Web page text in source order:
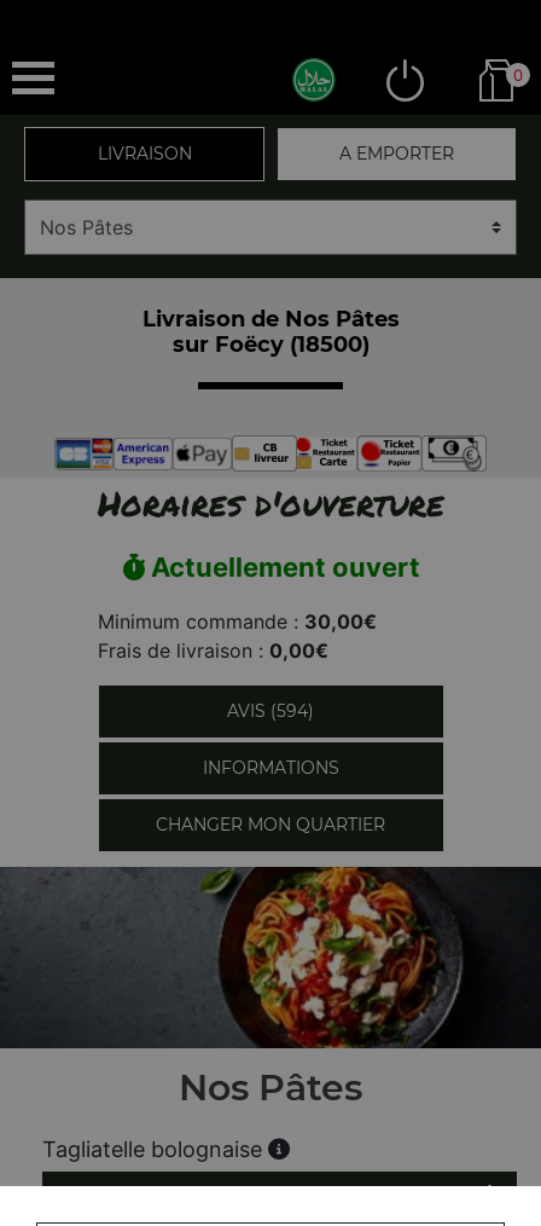
0
LIVRAISON A EMPORTER
Livraison de Nos Pâtes
sur Foëcy (18500)
Horaires d'ouverture
Actuellement ouvert
Minimum commande : 30,00€
Frais de livraison : 0,00€
AVIS (594)
INFORMATIONS
CHANGER MON QUARTIER
Nos Pâtes
Tagliatelle bolognaise
7.50€